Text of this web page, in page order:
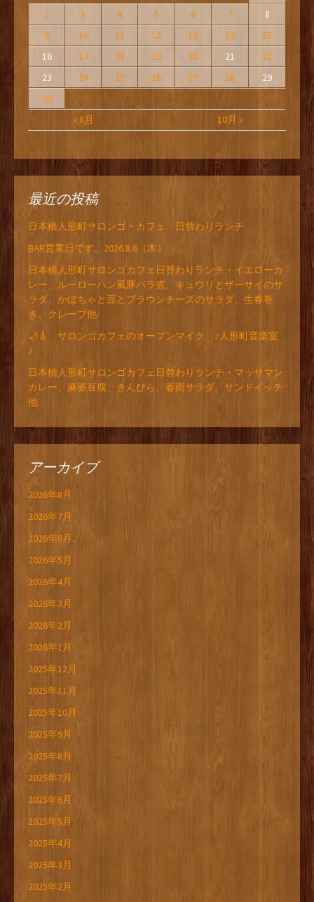
« 8月 10月 »
2
3 4 5 6 7
8
9
10 11 12 13 14
15
16
17 18 19 20 21
22
23
24 25 26 27 28
29
30
最近の投稿
日本橋人形町サロンゴ・カフェ 日替わりランチ
BAR営業日です。2026.8.6（木）
日本橋人形町サロンゴカフェ日替わりランチ・イエローカ
レー、ルーローハン風豚バラ煮、キュウリとザーサイのサ
ラダ、かぼちゃと豆とブラウンチーズのサラダ、生春巻
き、クレープ他
🌙🎸 サロンゴカフェのオープンマイク ♪人形町音楽室
♪
日本橋人形町サロンゴカフェ日替わりランチ・マッサマン
カレー、麻婆豆腐、きんぴら、春雨サラダ、サンドイッチ
他
アーカイブ
2026年8月
2026年7月
2026年6月
2026年5月
2026年4月
2026年3月
2026年2月
2026年1月
2025年12月
2025年11月
2025年10月
2025年9月
2025年8月
2025年7月
2025年6月
2025年5月
2025年4月
2025年3月
2025年2月